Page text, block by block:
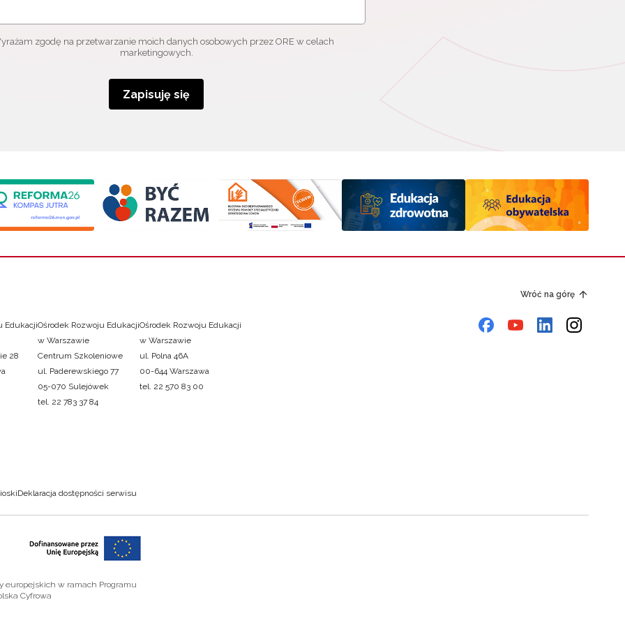
zgodę na przetwarzanie moich danych osobowych przez ORE w celach
marketingowych.
Zapisuję się
Wróć na górę
Edukacji
28
Ośrodek Rozwoju Edukacji
w Warszawie
Centrum Szkoleniowe
ul. Paderewskiego 77
05-070 Sulejówek
tel. 22 783 37 84
Ośrodek Rozwoju Edukacji
w Warszawie
ul. Polna 46A
00-644 Warszawa
tel. 22 570 83 00
Deklaracja dostępności serwisu
europejskich w ramach Programu
Cyfrowa